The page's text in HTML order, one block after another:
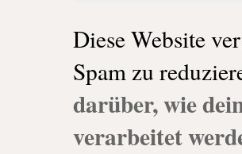
Diese Website
Spam zu
darüber, wie
verarbeitet